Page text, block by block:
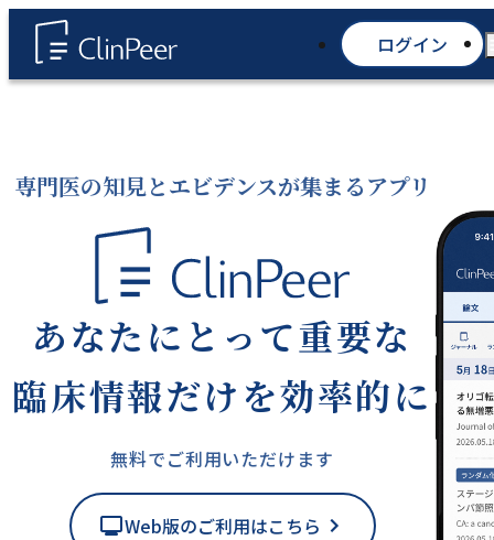
ログイン
専門医の知見とエビデンスが集まるアプリ
あなたにとって重要な
臨床情報だけを効率的に
無料でご利用いただけます
Web版のご利用はこちら